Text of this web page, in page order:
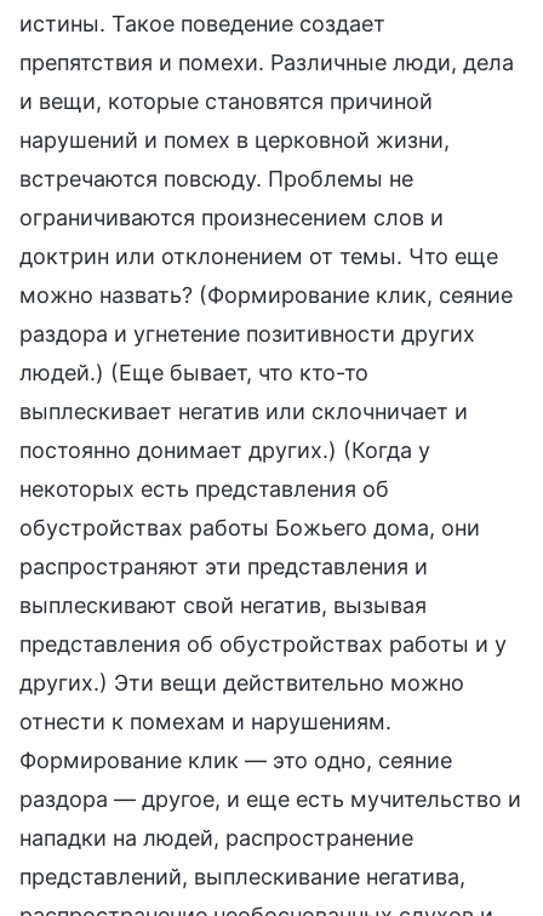
истины. Такое поведение создает
препятствия и помехи. Различные люди, дела
и вещи, которые становятся причиной
нарушений и помех в церковной жизни,
встречаются повсюду. Проблемы не
ограничиваются произнесением слов и
доктрин или отклонением от темы. Что еще
можно назвать? (Формирование клик, сеяние
раздора и угнетение позитивности других
людей.) (Еще бывает, что кто-то
выплескивает негатив или склочничает и
постоянно донимает других.) (Когда у
некоторых есть представления об
обустройствах работы Божьего дома, они
распространяют эти представления и
выплескивают свой негатив, вызывая
представления об обустройствах работы и у
других.) Эти вещи действительно можно
отнести к помехам и нарушениям.
Формирование клик — это одно, сеяние
раздора — другое, и еще есть мучительство и
нападки на людей, распространение
представлений, выплескивание негатива,